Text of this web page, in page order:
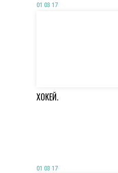
01 03 17
ХОКЕЙ.
01 03 17